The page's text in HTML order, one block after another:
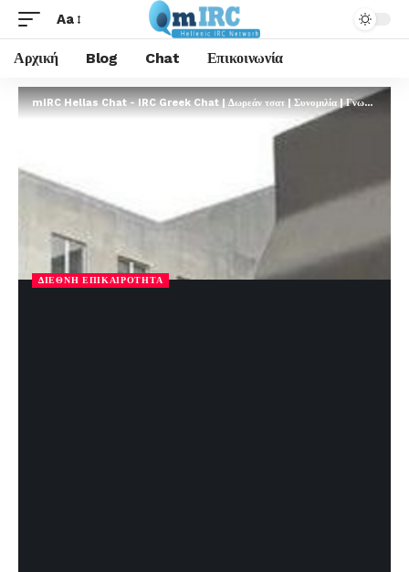
Aa
Αρχική Blog Chat Επικοινωνία
mIRC Hellas Chat - IRC Greek Chat | Δωρεάν τσατ | Συνομιλία | Γνωριμίες | FREE
ΔΙΕΘΝΉ ΕΠΙΚΑΙΡΌΤΗΤΑ